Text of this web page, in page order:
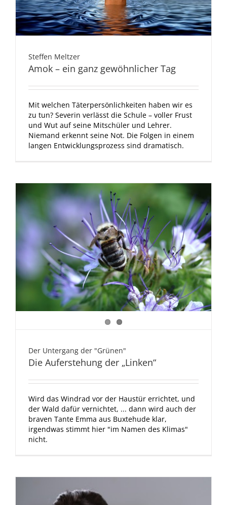
Steffen Meltzer
Amok – ein ganz gewöhnlicher Tag
Mit welchen Täterpersönlichkeiten haben wir es
zu tun? Severin verlässt die Schule – voller Frust
und Wut auf seine Mitschüler und Lehrer.
Niemand erkennt seine Not. Die Folgen in einem
langen Entwicklungsprozess sind dramatisch.
Der Untergang der "Grünen"
Die Auferstehung der „Linken“
Wird das Windrad vor der Haustür errichtet, und
der Wald dafür vernichtet, ... dann wird auch der
braven Tante Emma aus Buxtehude klar,
irgendwas stimmt hier "im Namen des Klimas"
nicht.